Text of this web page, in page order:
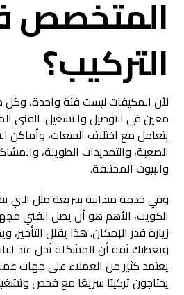
المتخصص
التركيب؟
لأن المكيفات ليست فئة واحدة، وكل
معين في التوصيل والتشغيل.
يتعامل مع اختلاف السعات، وأماكن
الصعبة، والتمديدات الطويلة،
والبيوت المختلفة.
وفي خدمة ميدانية سريعة مثل التي
الكويت، الأهم هو أن يصل الفني
زيارة قدر الإمكان. هذا يقلل التأخير،
ويعطيك ثقة أن المشكلة تُحل عند
يعتمد كثير من العملاء على جهات
يحتاجون تركيبًا سريعًا مع فحص